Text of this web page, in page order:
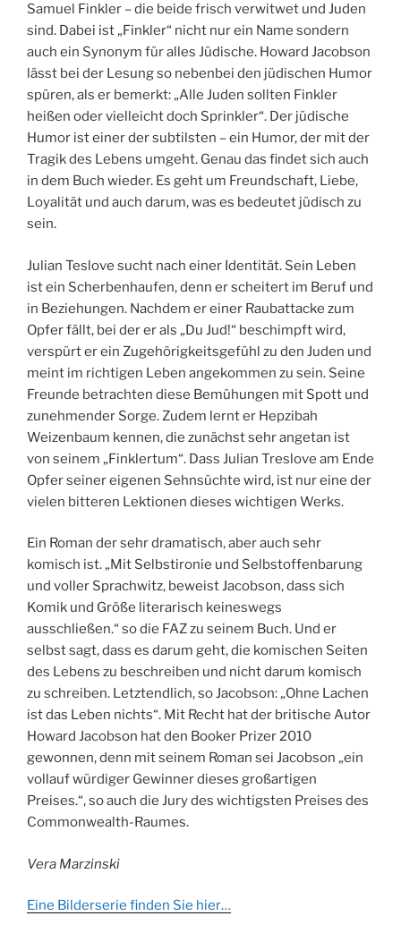
Samuel Finkler – die beide frisch verwitwet und Juden
sind. Dabei ist „Finkler“ nicht nur ein Name sondern
auch ein Synonym für alles Jüdische. Howard Jacobson
lässt bei der Lesung so nebenbei den jüdischen Humor
spüren, als er bemerkt: „Alle Juden sollten Finkler
heißen oder vielleicht doch Sprinkler“. Der jüdische
Humor ist einer der subtilsten – ein Humor, der mit der
Tragik des Lebens umgeht. Genau das findet sich auch
in dem Buch wieder. Es geht um Freundschaft, Liebe,
Loyalität und auch darum, was es bedeutet jüdisch zu
sein.
Julian Teslove sucht nach einer Identität. Sein Leben
ist ein Scherbenhaufen, denn er scheitert im Beruf und
in Beziehungen. Nachdem er einer Raubattacke zum
Opfer fällt, bei der er als „Du Jud!“ beschimpft wird,
verspürt er ein Zugehörigkeitsgefühl zu den Juden und
meint im richtigen Leben angekommen zu sein. Seine
Freunde betrachten diese Bemühungen mit Spott und
zunehmender Sorge. Zudem lernt er Hepzibah
Weizenbaum kennen, die zunächst sehr angetan ist
von seinem „Finklertum“. Dass Julian Treslove am Ende
Opfer seiner eigenen Sehnsüchte wird, ist nur eine der
vielen bitteren Lektionen dieses wichtigen Werks.
Ein Roman der sehr dramatisch, aber auch sehr
komisch ist. „Mit Selbstironie und Selbstoffenbarung
und voller Sprachwitz, beweist Jacobson, dass sich
Komik und Größe literarisch keineswegs
ausschließen.“ so die FAZ zu seinem Buch. Und er
selbst sagt, dass es darum geht, die komischen Seiten
des Lebens zu beschreiben und nicht darum komisch
zu schreiben. Letztendlich, so Jacobson: „Ohne Lachen
ist das Leben nichts“. Mit Recht hat der britische Autor
Howard Jacobson hat den Booker Prizer 2010
gewonnen, denn mit seinem Roman sei Jacobson „ein
vollauf würdiger Gewinner dieses großartigen
Preises.“, so auch die Jury des wichtigsten Preises des
Commonwealth-Raumes.
Vera Marzinski
Eine Bilderserie finden Sie hier…